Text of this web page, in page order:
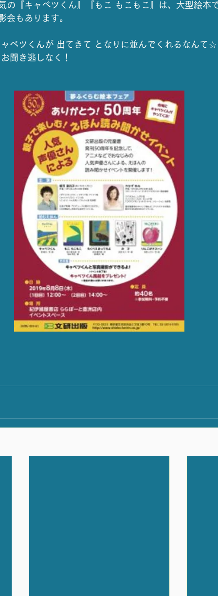
の『キャベツくん』『もこ もこもこ』は、大型絵本
会もあります。
ベツくんが 出てきて となりに並んでくれるなんて☆
聞き逃しなく！